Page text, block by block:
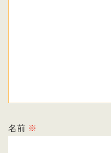
名前 ※